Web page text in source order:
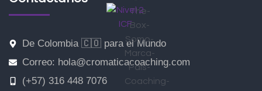
De Colombia 🇨🇴 para el Mundo
Correo: hola@cromaticacoaching.com
(+57) 316 448 7076